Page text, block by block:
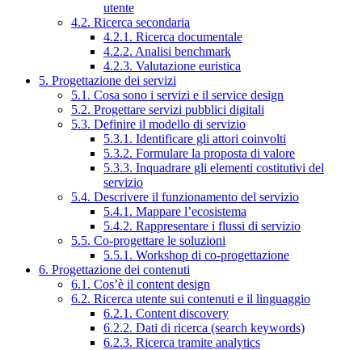
utente
4.2. Ricerca secondaria
4.2.1. Ricerca documentale
4.2.2. Analisi benchmark
4.2.3. Valutazione euristica
5. Progettazione dei servizi
5.1. Cosa sono i servizi e il service design
5.2. Progettare servizi pubblici digitali
5.3. Definire il modello di servizio
5.3.1. Identificare gli attori coinvolti
5.3.2. Formulare la proposta di valore
5.3.3. Inquadrare gli elementi costitutivi del
servizio
5.4. Descrivere il funzionamento del servizio
5.4.1. Mappare l’ecosistema
5.4.2. Rappresentare i flussi di servizio
5.5. Co-progettare le soluzioni
5.5.1. Workshop di co-progettazione
6. Progettazione dei contenuti
6.1. Cos’è il content design
6.2. Ricerca utente sui contenuti e il linguaggio
6.2.1. Content discovery
6.2.2. Dati di ricerca (search keywords)
6.2.3. Ricerca tramite analytics